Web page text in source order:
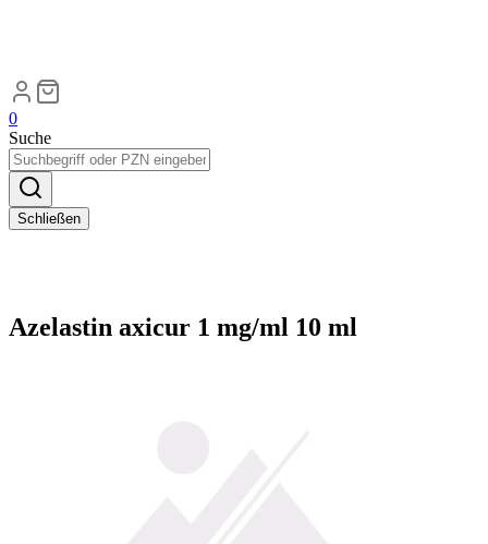
0
Suche
Schließen
Azelastin axicur 1 mg/ml 10 ml